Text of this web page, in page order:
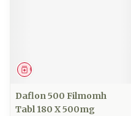
Geneesmiddel
Daflon 500 Filmomh
Tabl 180 X 500mg